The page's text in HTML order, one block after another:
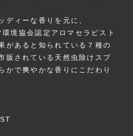
ディーな香りを元に、
境協会認定アロマセラピスト
があると知られている７種の
販されている天然虫除けスプ
かで爽やかな香りにこだわり